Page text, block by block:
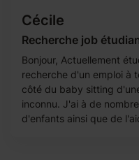
Cécile
Recherche job
Bonjour, Actuellement
recherche d'un emploi à
côté du baby sitting
inconnu. J'ai à de
d'enfants ainsi que de